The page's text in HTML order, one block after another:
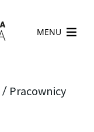
MENU
/ Pracownicy